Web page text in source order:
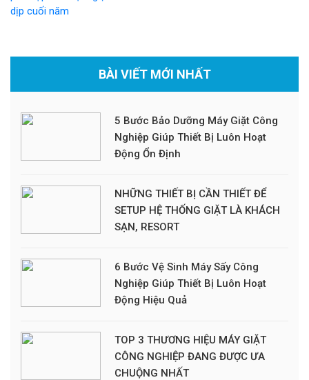
BÀI VIẾT MỚI NHẤT
5 Bước Bảo Dưỡng Máy Giặt Công
Nghiệp Giúp Thiết Bị Luôn Hoạt
Động Ổn Định
NHỮNG THIẾT BỊ CẦN THIẾT ĐỂ
SETUP HỆ THỐNG GIẶT LÀ KHÁCH
SẠN, RESORT
6 Bước Vệ Sinh Máy Sấy Công
Nghiệp Giúp Thiết Bị Luôn Hoạt
Động Hiệu Quả
TOP 3 THƯƠNG HIỆU MÁY GIẶT
CÔNG NGHIỆP ĐANG ĐƯỢC ƯA
CHUỘNG NHẤT